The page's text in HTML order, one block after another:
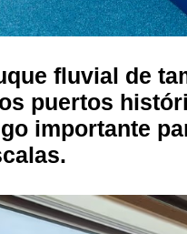
fluvial de
puertos
importante